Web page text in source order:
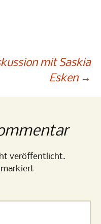
mit Saskia
Esken →
veröffentlicht.
markiert